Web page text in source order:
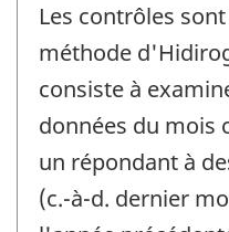
Les contrôles
méthode
consiste à
données du mois
un répondant à
(c.-à-d. dernier